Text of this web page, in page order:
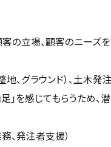
の立場、顧客のニーズ
グラウンド）、土木発
」を感じてもらうため
発注者支援）